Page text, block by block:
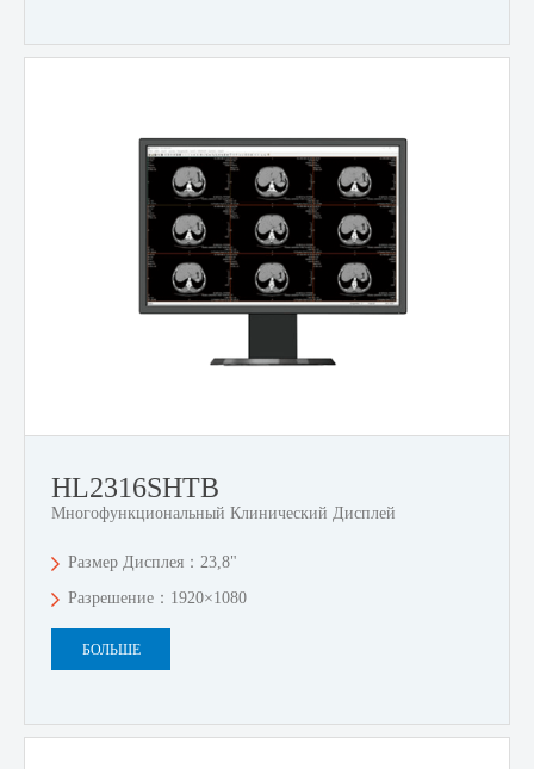
HL2316SHTB
Многофункциональный Клинический Дисплей
Размер Дисплея：23,8"
Разрешение：1920×1080
БОЛЬШЕ